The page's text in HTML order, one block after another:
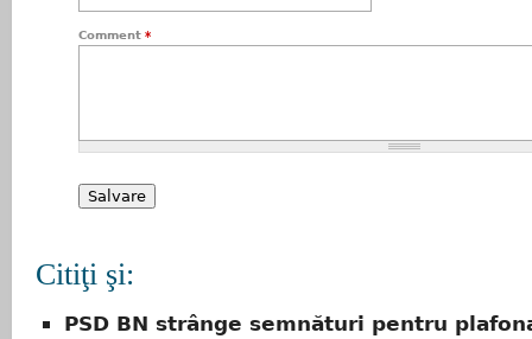
Comment *
Citiţi şi:
PSD BN strânge semnături pentru